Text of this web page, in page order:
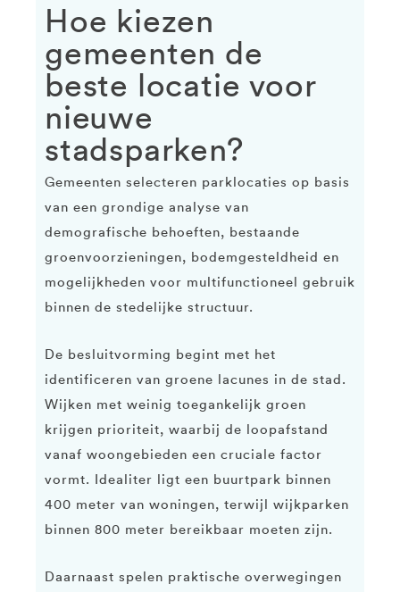
Hoe kiezen
gemeenten de
beste locatie voor
nieuwe
stadsparken?
Gemeenten selecteren parklocaties op basis
van een grondige analyse van
demografische behoeften, bestaande
groenvoorzieningen, bodemgesteldheid en
mogelijkheden voor multifunctioneel gebruik
binnen de stedelijke structuur.
De besluitvorming begint met het
identificeren van groene lacunes in de stad.
Wijken met weinig toegankelijk groen
krijgen prioriteit, waarbij de loopafstand
vanaf woongebieden een cruciale factor
vormt. Idealiter ligt een buurtpark binnen
400 meter van woningen, terwijl wijkparken
binnen 800 meter bereikbaar moeten zijn.
Daarnaast spelen praktische overwegingen